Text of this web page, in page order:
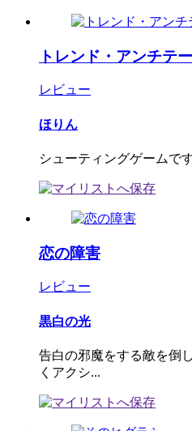
トレンド・アンチテ
レビュー
ほりん
シューティングゲームで
恋の障害
レビュー
黒白の光
告白の邪魔をする敵を倒
くアクシ...